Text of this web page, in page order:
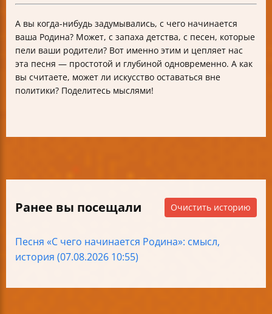
А вы когда-нибудь задумывались, с чего начинается
ваша Родина? Может, с запаха детства, с песен, которые
пели ваши родители? Вот именно этим и цепляет нас
эта песня — простотой и глубиной одновременно. А как
вы считаете, может ли искусство оставаться вне
политики? Поделитесь мыслями!
Ранее вы посещали Очистить историю
Песня «С чего начинается Родина»: смысл,
история (07.08.2026 10:55)